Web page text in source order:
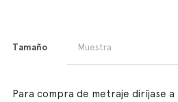
Tamaño
Para compra de metraje diríjase a